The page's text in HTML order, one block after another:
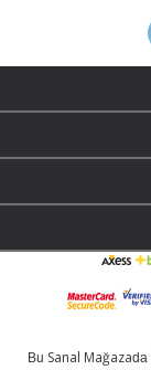
Bu Sanal Mağazada